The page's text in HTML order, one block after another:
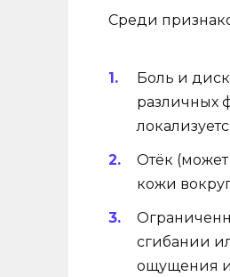
Среди
Боль и
различных
Отёк
кожи
сгибании
ощущения